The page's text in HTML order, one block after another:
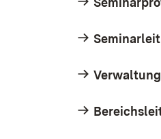
Verwaltung